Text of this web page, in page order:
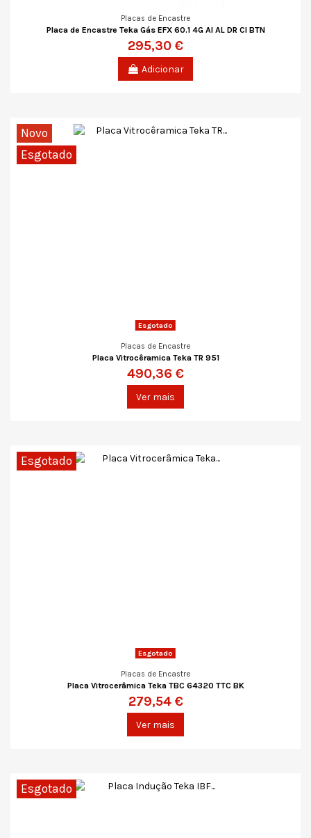
Placas de Encastre
Placa de Encastre Teka Gás EFX 60.1 4G AI AL DR CI BTN
295,30 €
Adicionar
Novo
Esgotado
Esgotado
Placas de Encastre
Placa Vitrocêramica Teka TR 951
490,36 €
Ver mais
Esgotado
Esgotado
Placas de Encastre
Placa Vitrocerâmica Teka TBC 64320 TTC BK
279,54 €
Ver mais
Esgotado